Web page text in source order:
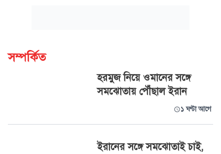
সম্পর্কিত
হরমুজ নিয়ে ওমানের সঙ্গে
সমঝোতায় পৌঁছাল ইরান
১ ঘণ্টা আগে
ইরানের সঙ্গে সমঝোতাই চাই,